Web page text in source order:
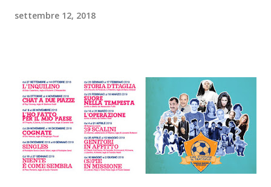
settembre 12, 2018